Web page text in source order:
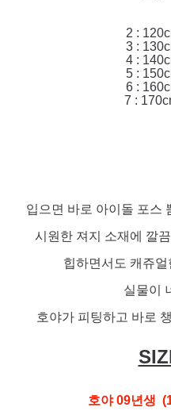
2 :
3 :
4 :
5 :
6 :
7 :
입으면 바로 아이돌 포스
시원한 져지 소재에 깔
힙하면서도 캐쥬
실물이
호야가 피팅하고 바로
호야 09년생